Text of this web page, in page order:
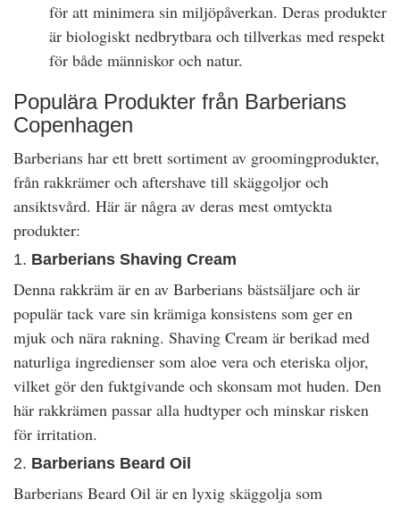
för att minimera sin miljöpåverkan. Deras produkter
är biologiskt nedbrytbara och tillverkas med respekt
för både människor och natur.
Populära Produkter från Barberians
Copenhagen
Barberians har ett brett sortiment av groomingprodukter,
från rakkrämer och aftershave till skäggoljor och
ansiktsvård. Här är några av deras mest omtyckta
produkter:
1. Barberians Shaving Cream
Denna rakkräm är en av Barberians bästsäljare och är
populär tack vare sin krämiga konsistens som ger en
mjuk och nära rakning. Shaving Cream är berikad med
naturliga ingredienser som aloe vera och eteriska oljor,
vilket gör den fuktgivande och skonsam mot huden. Den
här rakkrämen passar alla hudtyper och minskar risken
för irritation.
2. Barberians Beard Oil
Barberians Beard Oil är en lyxig skäggolja som